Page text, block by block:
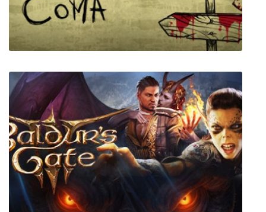
Bad Dream Coma